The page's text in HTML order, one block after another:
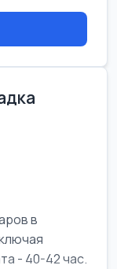
в
- 40-42 час.